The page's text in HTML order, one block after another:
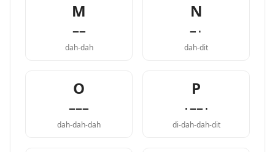
M
−−
dah-dah
N
−·
dah-dit
O
−−−
dah-dah-dah
P
·−−·
di-dah-dah-dit